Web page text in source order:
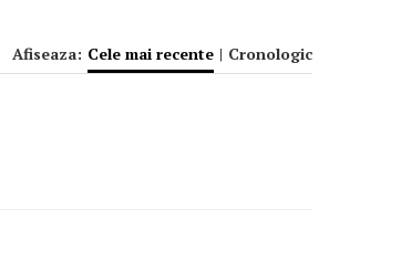
Afiseaza: Cele mai recente | Cronologic